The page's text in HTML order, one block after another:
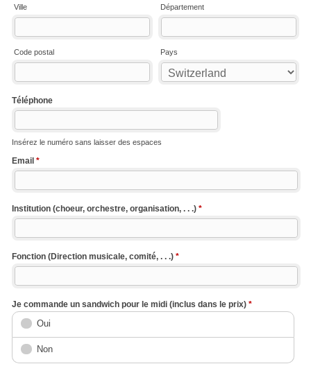
Ville Département
Code postal Pays
Téléphone
Insérez le numéro sans laisser des espaces
Email *
Institution (choeur, orchestre, organisation, . . .) *
Fonction (Direction musicale, comité, . . .) *
Je commande un sandwich pour le midi (inclus dans le prix) *
Oui
Non